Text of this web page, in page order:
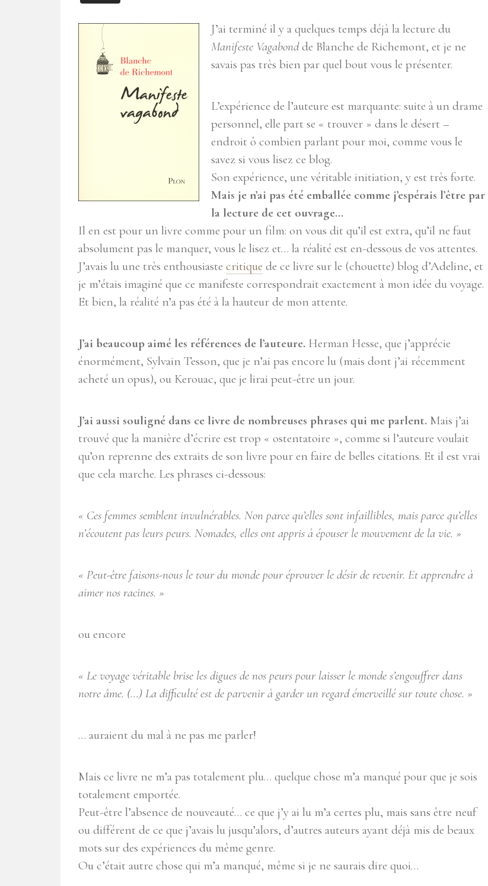
J’ai terminé il y a quelques temps déjà la lecture du
Manifeste Vagabondde Blanche de Richemont, et je ne
savais pas très bien par quel bout vous le présenter.
L’expérience de l’auteure est marquante: suite à un drame
personnel, elle part se « trouver » dans le désert –
endroit ô combien parlant pour moi, comme vous le
savez si vous lisez ce blog.
Son expérience, une véritable initiation, y est très forte.
Mais je n’ai pas été emballée comme j’espérais l’être par
la lecture de cet ouvrage…
Il en est pour un livre comme pour un film: on vous dit qu’il est extra, qu’il ne faut
absolument pas le manquer, vous le lisez et… la réalité est en-dessous de vos attentes.
J’avais lu une très enthousiaste critique de ce livre sur le (chouette) blog d’Adeline, et
je m’étais imaginé que ce manifeste correspondrait exactement à mon idée du voyage.
Et bien, la réalité n’a pas été à la hauteur de mon attente.
J’ai beaucoup aimé les références de l’auteure. Herman Hesse, que j’apprécie
énormément, Sylvain Tesson, que je n’ai pas encore lu (mais dont j’ai récemment
acheté un opus), ou Kerouac, que je lirai peut-être un jour.
J’ai aussi souligné dans ce livre de nombreuses phrases qui me parlent. Mais j’ai
trouvé que la manière d’écrire est trop « ostentatoire », comme si l’auteure voulait
qu’on reprenne des extraits de son livre pour en faire de belles citations. Et il est vrai
que cela marche. Les phrases ci-dessous:
« Ces femmes semblent invulnérables. Non parce qu’elles sont infaillibles, mais parce qu’elles
n’écoutent pas leurs peurs. Nomades, elles ont appris à épouser le mouvement de la vie. »
« Peut-être faisons-nous le tour du monde pour éprouver le désir de revenir. Et apprendre à
aimer nos racines. »
ou encore
« Le voyage véritable brise les digues de nos peurs pour laisser le monde s’engouffrer dans
notre âme. (…) La difficulté est de parvenir à garder un regard émerveillé sur toute chose. »
… auraient du mal à ne pas me parler!
Mais ce livre ne m’a pas totalement plu… quelque chose m’a manqué pour que je sois
totalement emportée.
Peut-être l’absence de nouveauté… ce que j’y ai lu m’a certes plu, mais sans être neuf
ou différent de ce que j’avais lu jusqu’alors, d’autres auteurs ayant déjà mis de beaux
mots sur des expériences du même genre.
Ou c’était autre chose qui m’a manqué, même si je ne saurais dire quoi…